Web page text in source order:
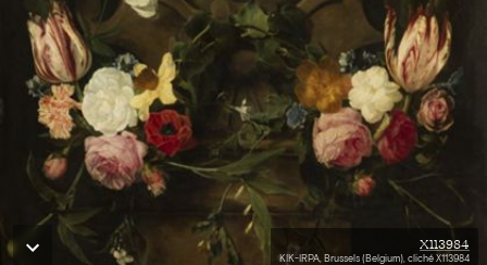
X113984
KIK-IRPA, Brussels (Belgium), cliché X113984